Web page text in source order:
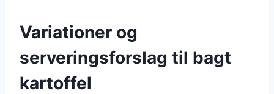
Variationer og
serveringsforslag til bagt
kartoffel